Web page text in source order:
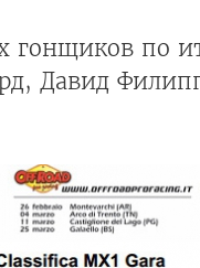
гонщиков по
Давид